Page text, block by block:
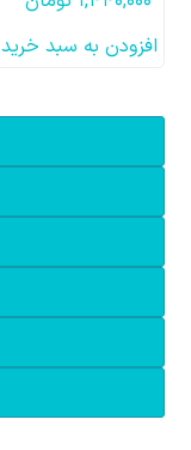
افزودن به سبد خرید